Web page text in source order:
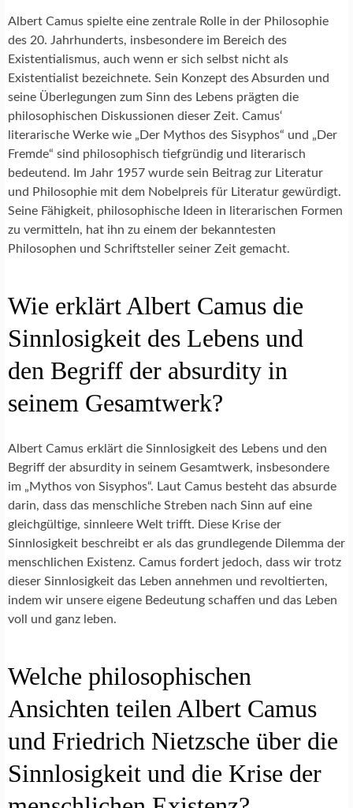
Albert Camus spielte eine zentrale Rolle in der Philosophie
des 20. Jahrhunderts, insbesondere im Bereich des
Existentialismus, auch wenn er sich selbst nicht als
Existentialist bezeichnete. Sein Konzept des Absurden und
seine Überlegungen zum Sinn des Lebens prägten die
philosophischen Diskussionen dieser Zeit. Camus‘
literarische Werke wie „Der Mythos des Sisyphos“ und „Der
Fremde“ sind philosophisch tiefgründig und literarisch
bedeutend. Im Jahr 1957 wurde sein Beitrag zur Literatur
und Philosophie mit dem Nobelpreis für Literatur gewürdigt.
Seine Fähigkeit, philosophische Ideen in literarischen Formen
zu vermitteln, hat ihn zu einem der bekanntesten
Philosophen und Schriftsteller seiner Zeit gemacht.
Wie erklärt Albert Camus die
Sinnlosigkeit des Lebens und
den Begriff der absurdity in
seinem Gesamtwerk?
Albert Camus erklärt die Sinnlosigkeit des Lebens und den
Begriff der absurdity in seinem Gesamtwerk, insbesondere
im „Mythos von Sisyphos“. Laut Camus besteht das absurde
darin, dass das menschliche Streben nach Sinn auf eine
gleichgültige, sinnleere Welt trifft. Diese Krise der
Sinnlosigkeit beschreibt er als das grundlegende Dilemma der
menschlichen Existenz. Camus fordert jedoch, dass wir trotz
dieser Sinnlosigkeit das Leben annehmen und revoltierten,
indem wir unsere eigene Bedeutung schaffen und das Leben
voll und ganz leben.
Welche philosophischen
Ansichten teilen Albert Camus
und Friedrich Nietzsche über die
Sinnlosigkeit und die Krise der